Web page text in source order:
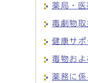
薬局・
毒劇物
健康サポ
毒物お
薬務に